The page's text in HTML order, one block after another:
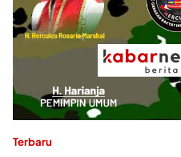
Terbaru